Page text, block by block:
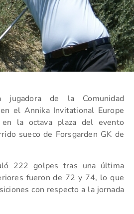
jugadora de la Comunidad
el Annika Invitational Europe
la octava plaza del evento
sueco de Forsgarden GK de
222 golpes tras una última
fueron de 72 y 74, lo que
con respecto a la jornada